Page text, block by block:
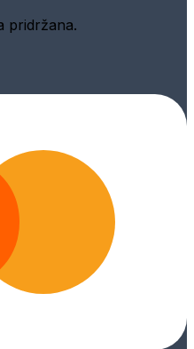
pridržana.